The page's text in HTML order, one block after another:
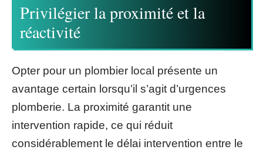
Privilégier la proximité et la
réactivité
Opter pour un plombier local présente un
avantage certain lorsqu’il s’agit d’urgences
plomberie. La proximité garantit une
intervention rapide, ce qui réduit
considérablement le délai intervention entre le